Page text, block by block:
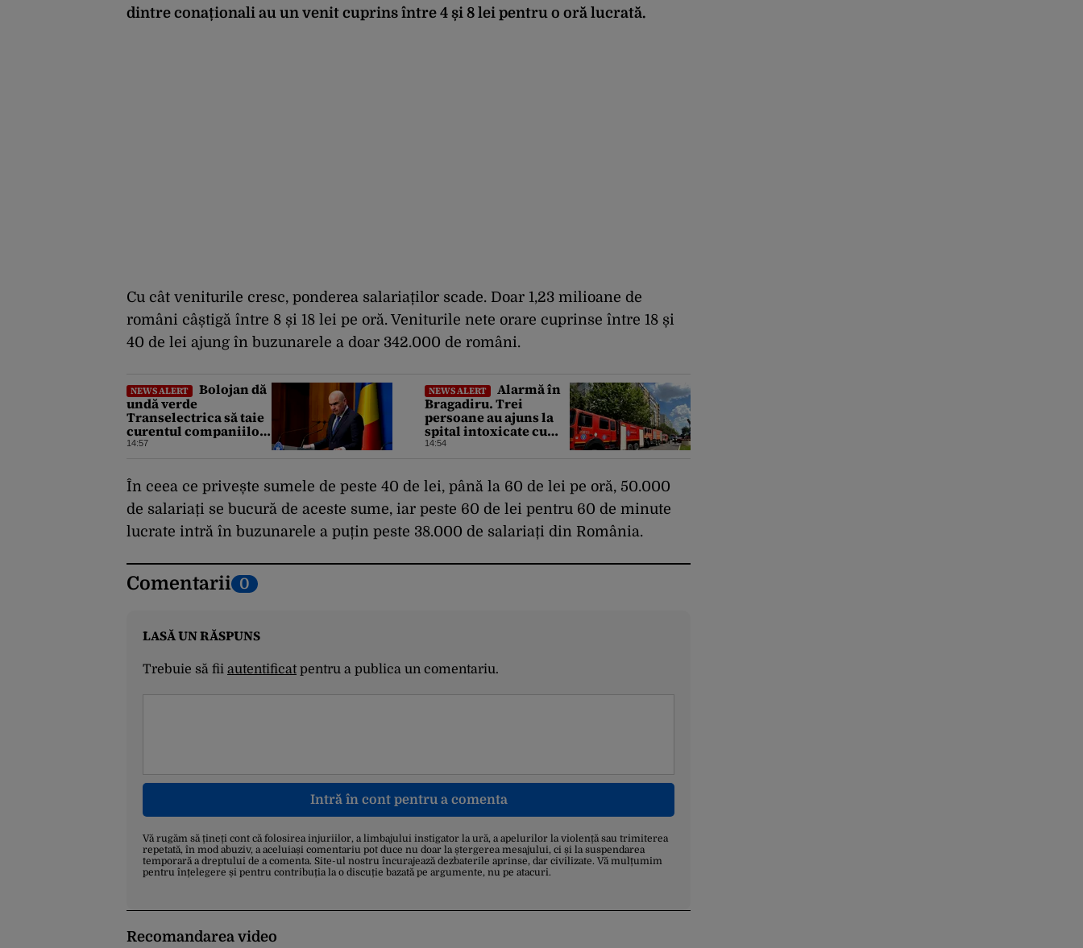
dintre conaționali au un venit cuprins între 4 și 8 lei pentru o oră lucrată.
Cu cât veniturile cresc, ponderea salariaților scade. Doar 1,23 milioane de
români câștigă între 8 și 18 lei pe oră. Veniturile nete orare cuprinse între 18 și
40 de lei ajung în buzunarele a doar 342.000 de români.
NEWS ALERT
Bolojan dă
undă verde
Transelectrica să taie
curentul companiilor,
în contextul crizei
anunțe înainte
14:57
NEWS ALERT
Alarmă în
Bragadiru. Trei
persoane au ajuns la
spital intoxicate cu
gaze
14:54
În ceea ce privește sumele de peste 40 de lei, până la 60 de lei pe oră, 50.000
de salariați se bucură de aceste sume, iar peste 60 de lei pentru 60 de minute
lucrate intră în buzunarele a puțin peste 38.000 de salariați din România.
Comentarii 0
LASĂ UN RĂSPUNS
Trebuie să fii autentificatpentru a publica un comentariu.
Intră în cont pentru a comenta
Vă rugăm să țineți cont că folosirea injuriilor, a limbajului instigator la ură, a apelurilor la violență sau trimiterea
repetată, în mod abuziv, a aceluiași comentariu pot duce nu doar la ștergerea mesajului, ci și la suspendarea
temporară a dreptului de a comenta. Site-ul nostru încurajează dezbaterile aprinse, dar civilizate. Vă mulțumim
pentru înțelegere și pentru contribuția la o discuție bazată pe argumente, nu pe atacuri.
Recomandarea video